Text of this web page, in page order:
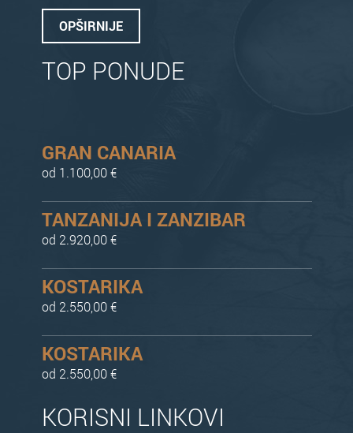
OPŠIRNIJE
TOP PONUDE
GRAN CANARIA
od 1.100,00 €
TANZANIJA I ZANZIBAR
od 2.920,00 €
KOSTARIKA
od 2.550,00 €
KOSTARIKA
od 2.550,00 €
KORISNI LINKOVI